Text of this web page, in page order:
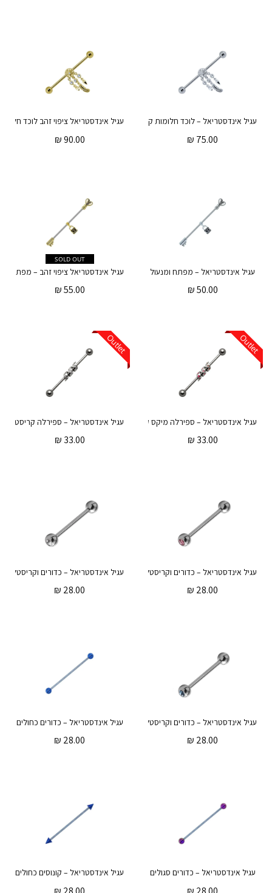
75.00
₪
90.00
₪
עגיל אינדסטריאל – מפתח ומנעול
50.00
₪
SOLD OUT
55.00
₪
Outlet
33.00
₪
Outlet
33.00
₪
עגיל אינדסטריאל – כדורים וקריסטלים ורודים
28.00
₪
28.00
₪
28.00
₪
עגיל אינדסטריאל – כדורים כחולים
28.00
₪
עגיל אינדסטריאל – כדורים סגולים עגיל אינדסטריאל – קונוסים כחולים